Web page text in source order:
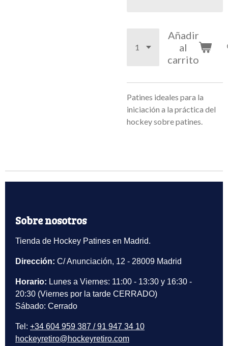
Añadir
al
carrito
Patines ideales para la
iniciación a la práctica del
hockey sobre patines.
Sobre nosotros
Tienda de Hockey Patines en Madrid.
Dirección: C/ Anunciación, 12 - 28009 Madrid
Horario: Lunes a Viernes: 11:00 - 13:30 y 16:30 -
20:30 (Viernes por la tarde CERRADO)
Sábado: Cerrado
Tel: +34 604 959 387 / 91 947 34 10
hockeyretiro@hockeyretiro.com